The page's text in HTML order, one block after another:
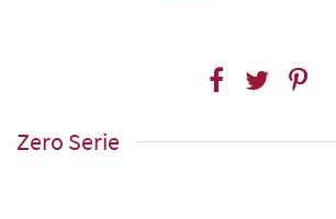
Zero Serie